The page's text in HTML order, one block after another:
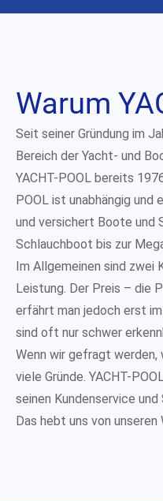
Warum
Seit seiner Gründung im
Bereich der Yacht- und
YACHT-POOL bereits
POOL ist unabhängig
und versichert Boote und
Schlauchboot bis zur
Im Allgemeinen sind zwei
Leistung. Der Preis – die
erfährt man jedoch erst
sind oft nur schwer
Wenn wir gefragt
viele Gründe. YACHT-
seinen Kundenservice
Das hebt uns von